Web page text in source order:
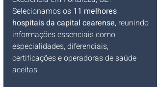
Selecionamos os 11 melhores
hospitais da capital cearense, reunindo
informações essenciais como
especialidades, diferenciais,
certificações e operadoras de saúde
aceitas.